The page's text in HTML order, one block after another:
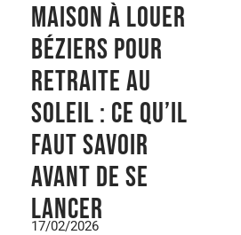
Maison à louer
Béziers pour
retraite au
soleil : ce qu’il
faut savoir
avant de se
lancer
17/02/2026